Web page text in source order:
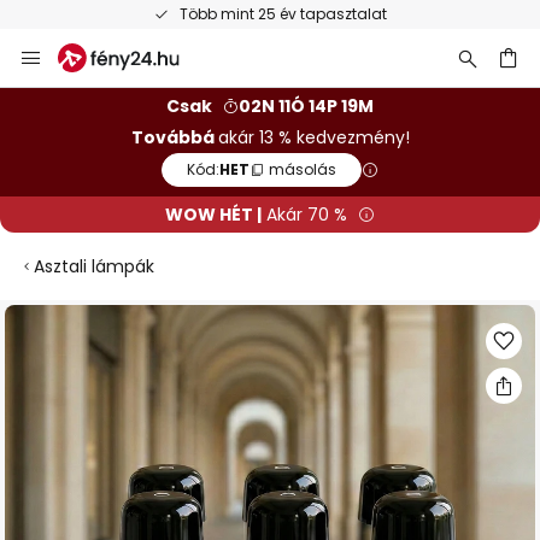
Több mint 25 év tapasztalat
Ugrás
a
Csak
02N 11Ó 14P 18M
Továbbáakár 13 % kedvezmény!
Kód:HET másolás
WOW HÉT | Akár 70 %
Asztali lámpák
Ugrás
képgaléria